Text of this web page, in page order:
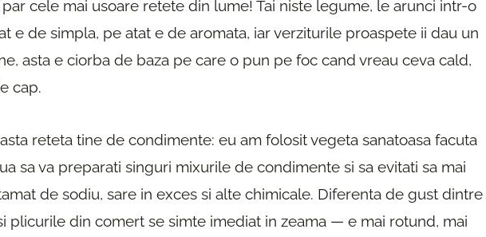
cele mai usoare retete din lume! Tai niste legume, le arunci intr-o
e de simpla, pe atat e de aromata, iar verziturile proaspete ii dau un
asta e ciorba de baza pe care o pun pe foc cand vreau ceva cald,
cap.
reteta tine de condimente: eu am folosit vegeta sanatoasa facuta
sa va preparati singuri mixurile de condimente si sa evitati sa mai
de sodiu, sare in exces si alte chimicale. Diferenta de gust dintre
plicurile din comert se simte imediat in zeama — e mai rotund, mai